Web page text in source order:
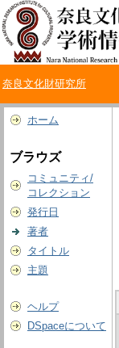
奈良文化財研究所
ホーム
ブラウズ
コミュニティ/
コレクション
発行日
著者
タイトル
主題
ヘルプ
DSpaceについて